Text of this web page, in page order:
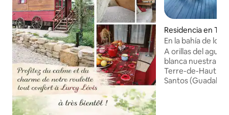
Residencia en
ut, Les Saintes,
En la bahía de los
agua
A orillas del agua
blanca nuestra
Terre-de-Haut en
Santos